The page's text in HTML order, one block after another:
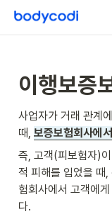
이행보증
사업자가 거래 관계
때, 보증보험회사에
즉, 고객(피보험자)
적 피해를 입었을 때
험회사에서 고객에
다.